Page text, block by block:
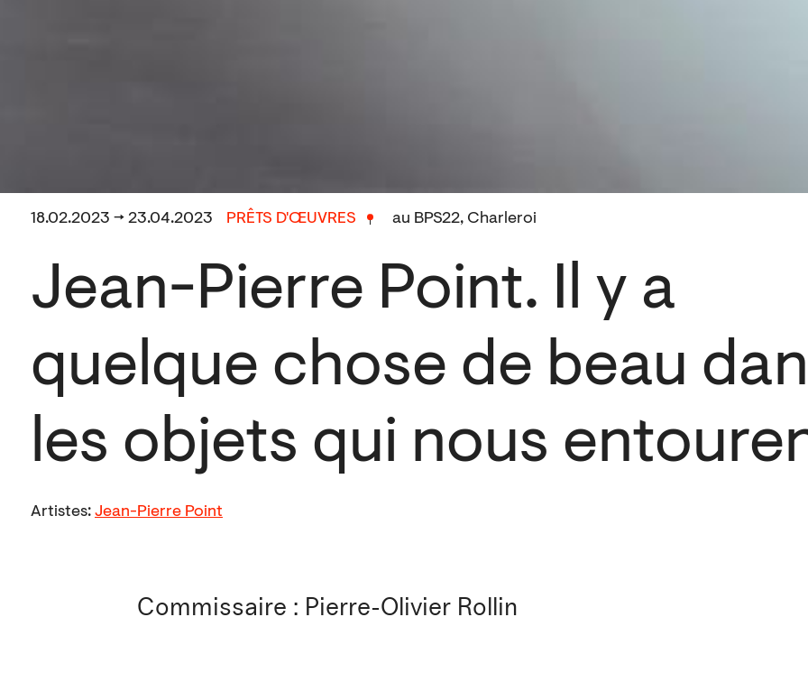
18.02.2023 → 23.04.2023 PRÊTS D'ŒUVRES au BPS22, Charleroi
Jean-Pierre Point. Il y a
quelque chose de beau
les objets qui nous
Artistes: Jean-Pierre Point
Commissaire : Pierre-Olivier Rollin